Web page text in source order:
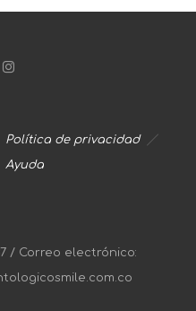
Política de privacidad
Ayuda
/ Correo electrónico: